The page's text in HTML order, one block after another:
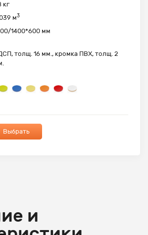
кг
м3
1400*600 мм
толщ. 16 мм., кромка ПВХ, толщ. 2
Выбрать
и